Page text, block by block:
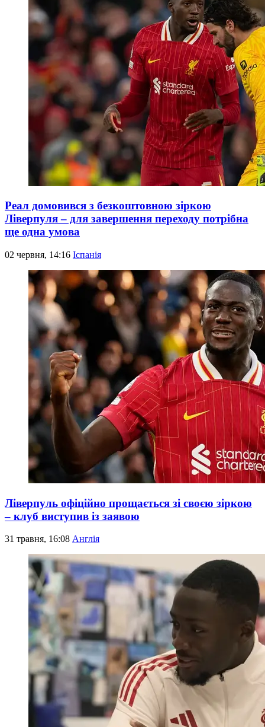
Реал домовився з безкоштовною зіркою
Ліверпуля – для завершення переходу потрібна
ще одна умова
02 червня, 14:16 Іспанія
Ліверпуль офіційно прощається зі своєю зіркою
– клуб виступив із заявою
31 травня, 16:08 Англія